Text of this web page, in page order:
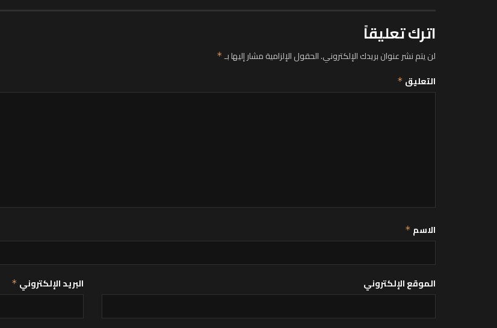
اترك تعليقاً
لن يتم نشر عنوان بريدك الإلكتروني.الحقول الإلزامية مشار إليها بـ*
التعليق *
الاسم *
البريد الإلكتروني * الموقع الإلكتروني